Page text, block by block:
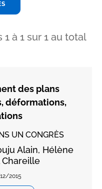
1 à 1 sur 1 au total
des plans
déformations,
UN CONGRÈS
Alain, Hélène
Chareille
2015